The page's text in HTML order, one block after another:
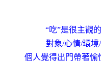
“吃”是很主觀
對象/心情/環
個人覺得出門帶著愉